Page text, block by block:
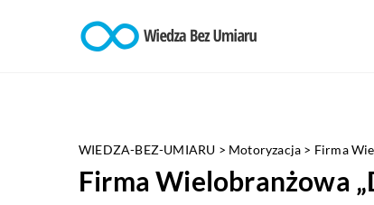
WIEDZA-BEZ-UMIARU > Motoryzacja > Firma
Firma Wielobranżowa